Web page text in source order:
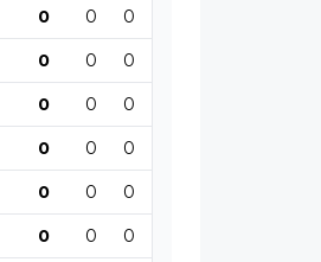
0 0 0
0 0 0
0 0 0
0 0 0
0 0 0
0 0 0